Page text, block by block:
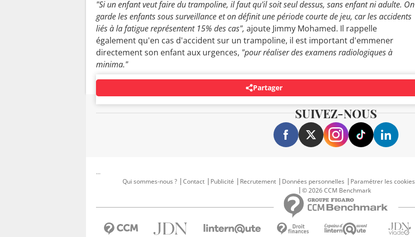
"Si un enfant veut faire du trampoline, il faut qu'il soit seul dessus, sans enfant ni adulte. On
garde les enfants sous surveillance et on définit une période courte de jeu, car les accidents
liés à la fatigue représentent 15% des cas", ajoute Jimmy Mohamed. Il rappelle
également qu'en cas d'accident sur un trampoline, il est important d'emmener
directement son enfant aux urgences, "pour réaliser des examens radiologiques à
minima."
Partager
SUIVEZ-NOUS
...
Qui sommes-nous ?
Contact Publicité Recrutement Données personnelles Paramétrer les cookies
© 2026 CCM Benchmark